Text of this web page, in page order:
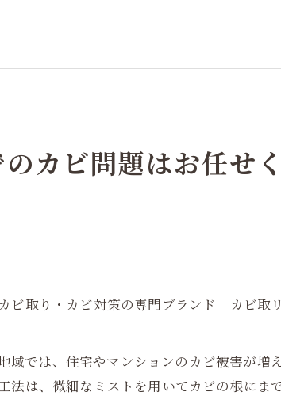
カビ問題はお任せ
取り・カビ対策の専門ブランド「カビ取
では、住宅やマンションのカビ被害が増
は、微細なミストを用いてカビの根にま